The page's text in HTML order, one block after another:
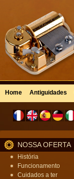
Home Antiguidades
NOSSA OFERTA
História
Funcionamento
Cuidados a ter